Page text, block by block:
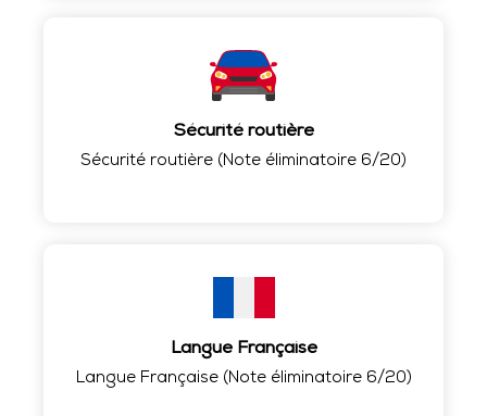
Sécurité routière
Sécurité routière (Note éliminatoire 6/20)
Langue Française
Langue Française (Note éliminatoire 6/20)